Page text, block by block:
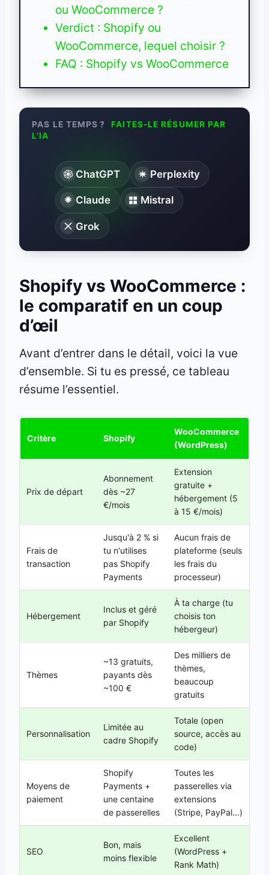
ou WooCommerce ?
Verdict : Shopify ou
WooCommerce, lequel choisir ?
FAQ : Shopify vs WooCommerce
PAS LE TEMPS ?
FAITES-LE RÉSUMER PAR
L’IA
ChatGPT Perplexity
Claude Mistral
Grok
Shopify vs WooCommerce :
le comparatif en un coup
d’œil
Avant d’entrer dans le détail, voici la vue
d’ensemble. Si tu es pressé, ce tableau
résume l’essentiel.
Critère Shopify
WooCommerce
(WordPress)
Prix de départ
Abonnement
dès ~27
€/mois
Extension
gratuite +
hébergement (5
à 15 €/mois)
Frais de
transaction
Jusqu'à 2 % si
tu n'utilises
pas Shopify
Payments
Aucun frais de
plateforme (seuls
les frais du
processeur)
Hébergement
Inclus et géré
par Shopify
À ta charge (tu
choisis ton
hébergeur)
Thèmes
~13 gratuits,
payants dès
~100 €
Des milliers de
thèmes,
beaucoup
gratuits
Personnalisation
Limitée au
cadre Shopify
Totale (open
source, accès au
code)
Moyens de
paiement
Shopify
Payments +
une centaine
de passerelles
Toutes les
passerelles via
extensions
(Stripe, PayPal...)
SEO
Bon, mais
moins flexible
Excellent
(WordPress +
Rank Math)